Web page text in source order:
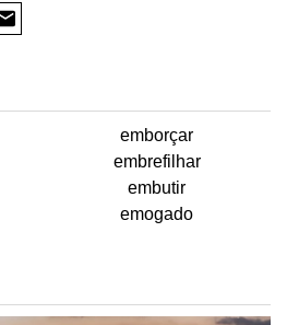
emborçar
embrefilhar
embutir
emogado